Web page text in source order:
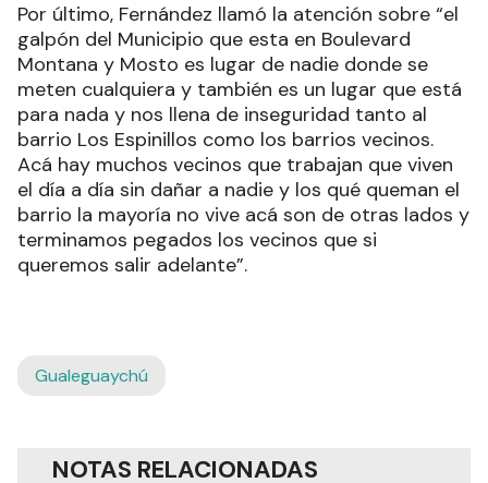
Por último, Fernández llamó la atención sobre “el
galpón del Municipio que esta en Boulevard
Montana y Mosto es lugar de nadie donde se
meten cualquiera y también es un lugar que está
para nada y nos llena de inseguridad tanto al
barrio Los Espinillos como los barrios vecinos.
Acá hay muchos vecinos que trabajan que viven
el día a día sin dañar a nadie y los qué queman el
barrio la mayoría no vive acá son de otras lados y
terminamos pegados los vecinos que si
queremos salir adelante”.
Gualeguaychú
NOTAS RELACIONADAS